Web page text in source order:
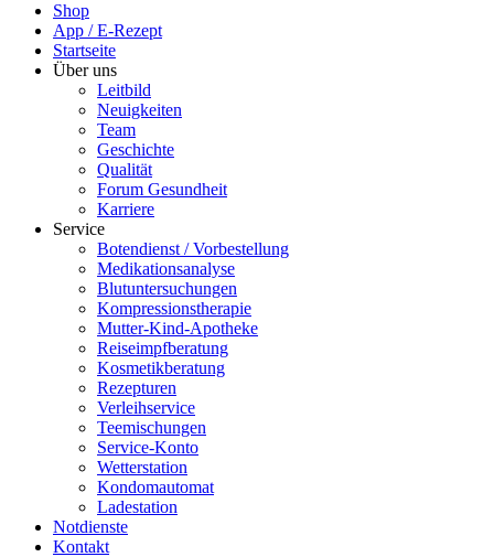
Shop
App / E-Rezept
Startseite
Über uns
Leitbild
Neuigkeiten
Team
Geschichte
Qualität
Forum Gesundheit
Karriere
Service
Botendienst / Vorbestellung
Medikationsanalyse
Blutuntersuchungen
Kompressionstherapie
Mutter-Kind-Apotheke
Reiseimpfberatung
Kosmetikberatung
Rezepturen
Verleihservice
Teemischungen
Service-Konto
Wetterstation
Kondomautomat
Ladestation
Notdienste
Kontakt